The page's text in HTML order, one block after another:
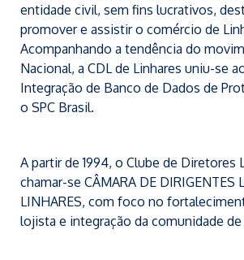
entidade civil, sem fins lucrativos,
promover e assistir o comércio de
Acompanhando a tendência do
Nacional, a CDL de Linhares uniu-se
Integração de Banco de Dados de
o SPC Brasil.
A partir de 1994, o Clube de Diretores
chamar-se CÂMARA DE DIRIGENTES
LINHARES, com foco no
lojista e integração da comunidade de